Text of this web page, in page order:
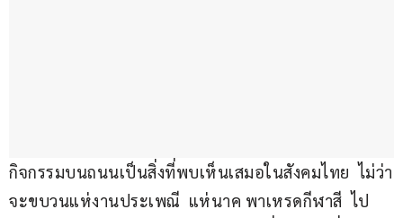
กิจกรรมบนถนนเป็นสิ่งที่พบเห็นเสมอในสังคมไทย  ไม่ว่า
จะขบวนแห่งานประเพณี  แห่นาค พาเหรดกีฬาสี  ไป